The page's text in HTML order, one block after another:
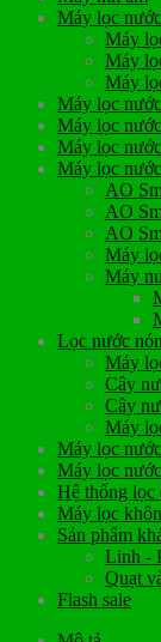
Máy lọc
Máy
Máy
Máy
Máy lọc
Máy lọc
Máy lọc
Máy lọc
AO
AO
AO
Máy
Máy
Lọc nước
Máy
Cây
Cây
Máy
Máy lọc
Máy lọc
Hệ thống lọc
Máy lọc
Sản phẩm
Linh -
Quạt
Flash sale